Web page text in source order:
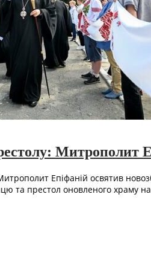
Митрополит
Епіфаній освятив
та престол оновленого храму